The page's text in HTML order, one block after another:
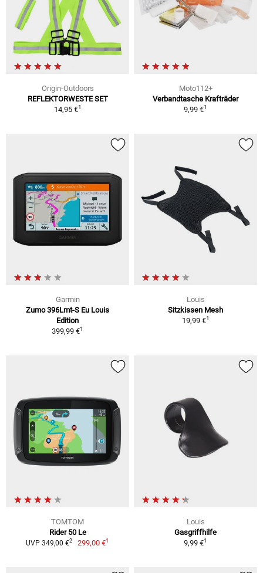
Origin-Outdoors
REFLEKTORWESTE SET
14,95 €1
Moto112+
Verbandtasche Krafträder
9,99 €1
Garmin
Zumo 396Lmt-S Eu Louis
Edition
399,99 €1
Louis
Sitzkissen Mesh
19,99 €1
TOMTOM
Rider 50 Le
UVP 349,00 €2 299,00 €1
Louis
Gasgriffhilfe
9,99 €1